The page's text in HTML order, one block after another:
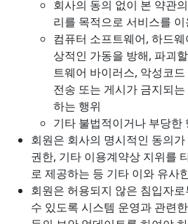
회사의 동의 없이 본 약관
리를 목적으로 서비스를
컴퓨터 소프트웨어, 하드
상적인 가동을 방해, 파괴
트웨어 바이러스, 악성코
전송 또는 게시가 금지되
하는 행위
기타 불법적이거나 부당한
회원은 회사의 명시적인 동의
권한, 기타 이용계약상 지위를
로 제공하는 등 기타 이와 유사
회원은 허용되지 않은 침입자
수 있도록 시스템 운영과 관련